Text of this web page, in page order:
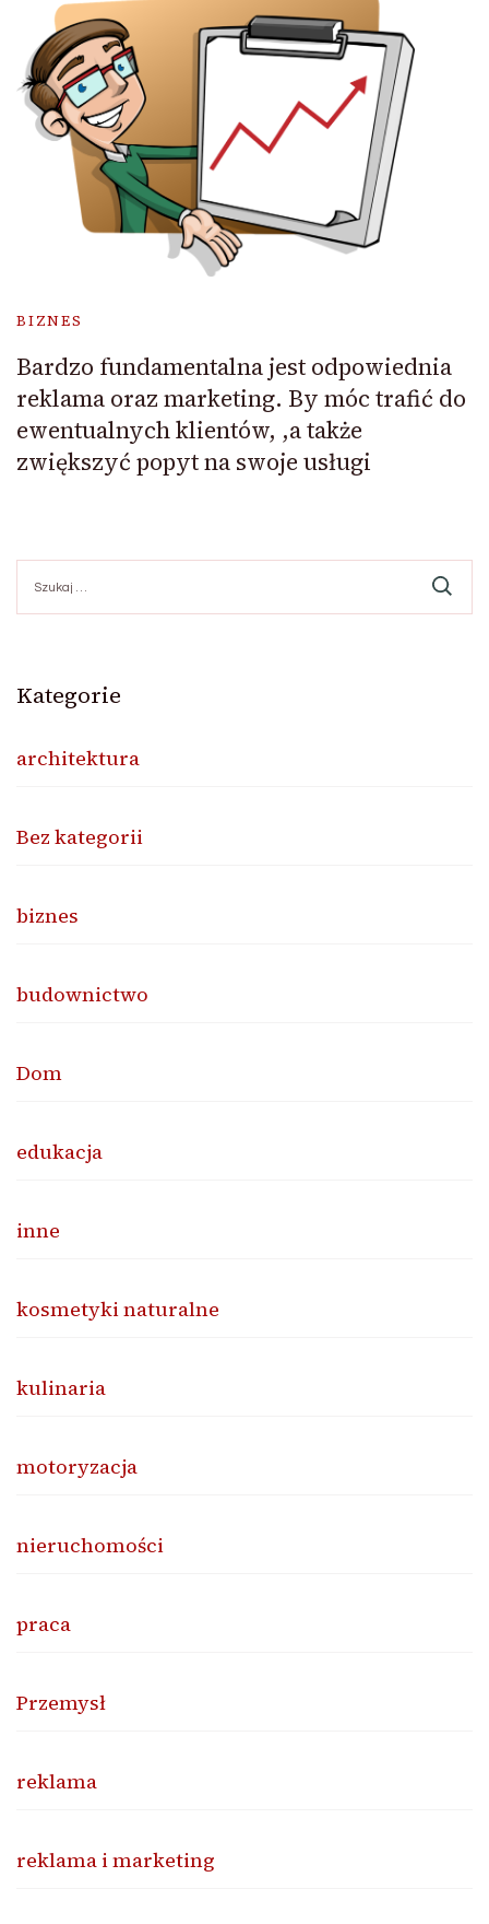
BIZNES
Bardzo fundamentalna jest odpowiednia
reklama oraz marketing. By móc trafić do
ewentualnych klientów, ,a także
zwiększyć popyt na swoje usługi
Kategorie
architektura
Bez kategorii
biznes
budownictwo
Dom
edukacja
inne
kosmetyki naturalne
kulinaria
motoryzacja
nieruchomości
praca
Przemysł
reklama
reklama i marketing